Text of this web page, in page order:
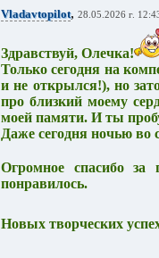
Vladavtopilot, 28.05.2026 г.
Здравствуй, Олечка!
Только сегодня на
и не открылся!), но
про близкий моему
моей памяти. И ты
Даже сегодня ночью во
Огромное спасибо
понравилось.
Новых творческих